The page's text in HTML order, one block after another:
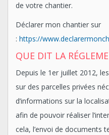
de votre chantier.
Déclarer mon chantier sur
: https://
QUE DIT LA
Depuis le 1er juillet 2012,
sur des parcelles privées
d’informations sur la
afin de pouvoir réaliser
cela, l’envoi de documents